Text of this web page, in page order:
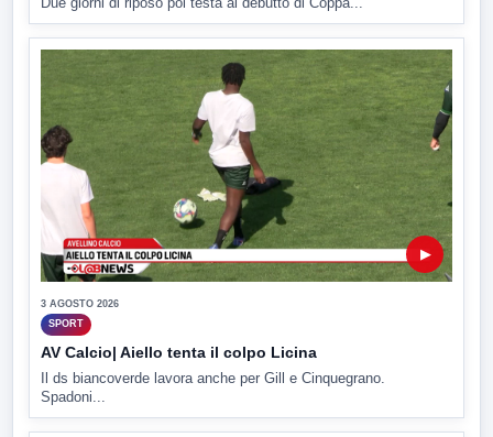
▶
3 AGOSTO 2026
SPORT
AV Calcio| Aiello tenta il colpo Licina
Il ds biancoverde lavora anche per Gill e Cinquegrano.
Spadoni...